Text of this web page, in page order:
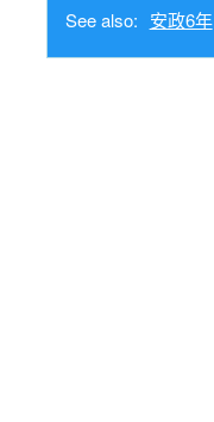
See also: 安政6年